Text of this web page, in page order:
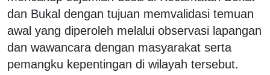
dan Bukal dengan tujuan memvalidasi temuan
awal yang diperoleh melalui observasi lapangan
dan wawancara dengan masyarakat serta
pemangku kepentingan di wilayah tersebut.